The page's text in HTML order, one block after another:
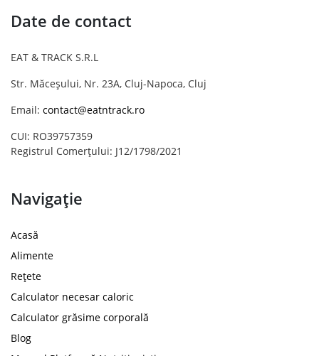
Date de contact
EAT & TRACK S.R.L
Str. Măceșului, Nr. 23A, Cluj-Napoca, Cluj
Email: contact@eatntrack.ro
CUI: RO39757359
Registrul Comerțului: J12/1798/2021
Navigație
Acasă
Alimente
Rețete
Calculator necesar caloric
Calculator grăsime corporală
Blog